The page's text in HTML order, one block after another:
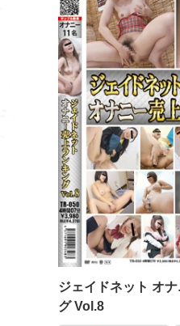
ジェイドネット オ
グ Vol.8